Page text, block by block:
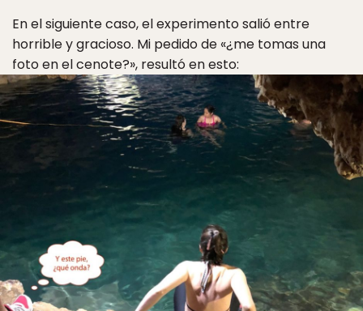
En el siguiente caso, el experimento salió entre
horrible y gracioso. Mi pedido de «¿me tomas una
foto en el cenote?», resultó en esto: